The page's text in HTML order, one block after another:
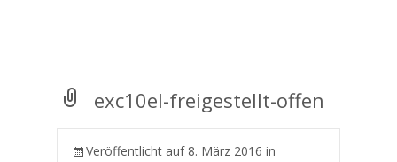
exc10el-freigestellt-offen
Veröffentlicht auf 8. März 2016 in